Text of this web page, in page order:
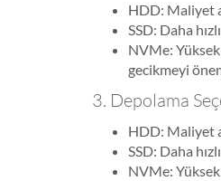
HDD: Maliyet
SSD: Daha
NVMe:
gecikmeyi
3. Depolama
HDD: Maliyet
SSD: Daha
NVMe: